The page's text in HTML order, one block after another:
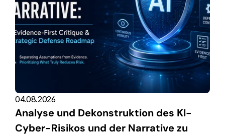
04.08.2026
Analyse und Dekonstruktion des KI-
Cyber-Risikos und der Narrative zu